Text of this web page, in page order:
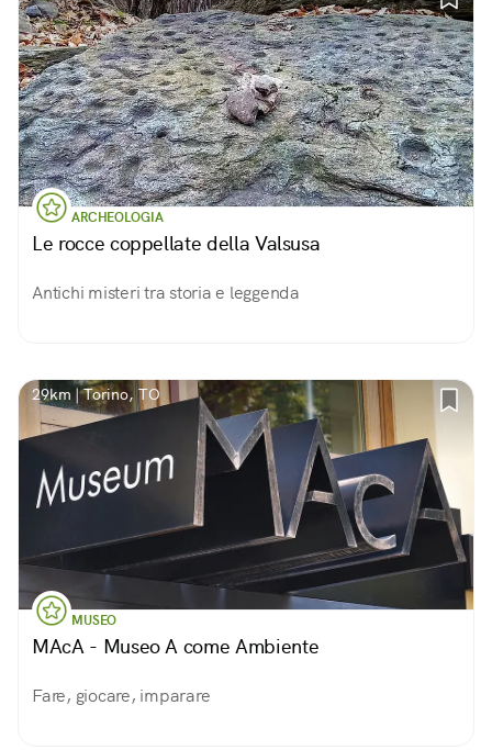
ARCHEOLOGIA
Le rocce coppellate della Valsusa
Antichi misteri tra storia e leggenda
29km | Torino, TO
MUSEO
MAcA - Museo A come Ambiente
Fare, giocare, imparare